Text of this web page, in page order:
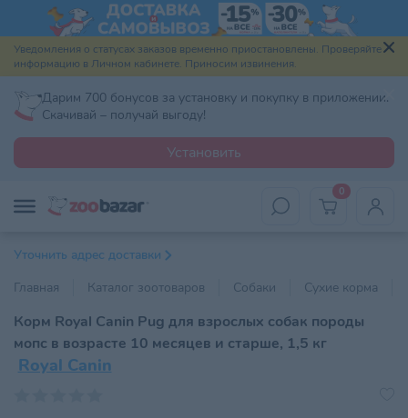
Уведомления о статусах заказов временно приостановлены. Проверяйте
информацию в Личном кабинете. Приносим извинения.
Дарим 700 бонусов за установку и покупку в приложении.
Скачивай – получай выгоду!
Установить
0
Уточнить адрес доставки
Главная
Каталог зоотоваров Собаки Сухие корма
Корм Royal Canin Pug для взрослых собак породы
мопс в возрасте 10 месяцев и старше, 1,5 кг
Royal Canin